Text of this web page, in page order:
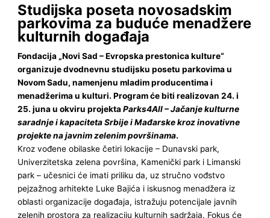
Studijska poseta novosadskim
parkovima za buduće menadžere
kulturnih događaja
Fondacija „Novi Sad – Evropska prestonica kulture“
organizuje dvodnevnu studijsku posetu parkovima u
Novom Sadu, namenjenu mladim producentima i
menadžerima u kulturi. Program će biti realizovan 24. i
25. juna u okviru projektaParks4All – Jačanje kulturne
saradnje i kapaciteta Srbije i Mađarske kroz inovativne
projekte na javnim zelenim površinama.
Kroz vođene obilaske četiri lokacije – Dunavski park,
Univerzitetska zelena površina, Kamenički park i Limanski
park – učesnici će imati priliku da, uz stručno vođstvo
pejzažnog arhitekte Luke Bajića i iskusnog menadžera iz
oblasti organizacije događaja, istražuju potencijale javnih
zelenih prostora za realizaciju kulturnih sadržaja. Fokus će